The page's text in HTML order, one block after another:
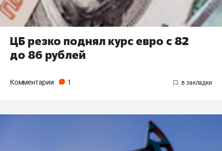
ЦБ резко поднял курс евро с 82
до 86 рублей
Комментарии 1